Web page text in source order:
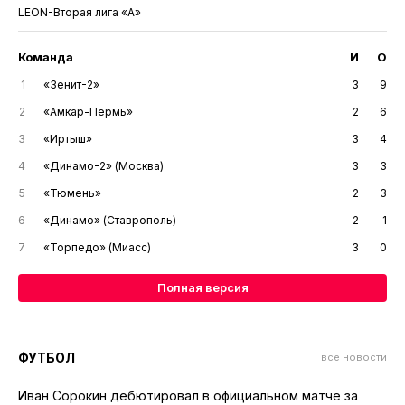
LEON-Вторая лига «А»
Команда И О
1 «Зенит-2» 3
9
2
«Амкар-Пермь» 2
6
3
«Иртыш» 3
4
4
«Динамо-2» (Москва) 3
3
5
«Тюмень» 2
3
6
«Динамо» (Ставрополь) 2
1
7
«Торпедо» (Миасс) 3 0
Полная версия
ФУТБОЛ все новости
Иван Сорокин дебютировал в официальном матче за